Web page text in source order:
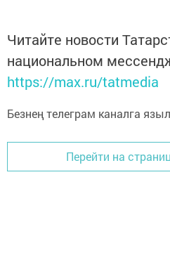
Читайте новости
национальном
https://max.ru/tatmedia
Безнең телеграм каналга
Перейти на